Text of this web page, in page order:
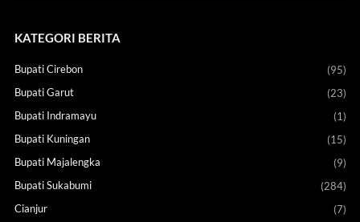
KATEGORI BERITA
Bupati Cirebon
(95)
Bupati Garut
(23)
Bupati Indramayu
(1)
Bupati Kuningan
(15)
Bupati Majalengka
(9)
Bupati Sukabumi
(284)
Cianjur
(7)